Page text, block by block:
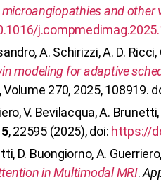
and other
A. Schirizzi, A. D.
modeling for adaptive
270, 2025, 108919.
V. Bevilacqua, A. Brunetti,
, 22595 (2025), doi: https://
D. Buongiorno, A.
in Multimodal MRI.